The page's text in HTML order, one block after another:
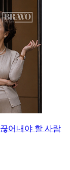
어내야 할 사람